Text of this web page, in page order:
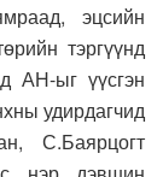
эцсийн
тэргүүнд
АН-ыг үүсгэн
удирдагчид
С.Баярцогт